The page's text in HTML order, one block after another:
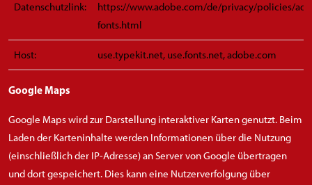
Datenschutzlink:
https://www.adobe.com/de/privacy/policies/
fonts.html
Host: use.typekit.net, use.fonts.net, adobe.com
Google Maps
Google Maps wird zur Darstellung interaktiver Karten genutzt. Beim
Laden der Karteninhalte werden Informationen über die Nutzung
(einschließlich der IP-Adresse) an Server von Google übertragen
und dort gespeichert. Dies kann eine Nutzerverfolgung über